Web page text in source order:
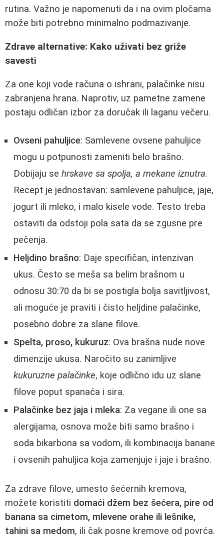
rutina. Važno je napomenuti da i na ovim pločama
može biti potrebno minimalno podmazivanje.
Zdrave alternative: Kako uživati bez griže
savesti
Za one koji vode računa o ishrani, palačinke nisu
zabranjena hrana. Naprotiv, uz pametne zamene
postaju odličan izbor za doručak ili laganu večeru.
Ovseni pahuljice: Samlevene ovsene pahuljice
mogu u potpunosti zameniti belo brašno.
Dobijaju se hrskave sa spolja, a mekane iznutra.
Recept je jednostavan: samlevene pahuljice, jaje,
jogurt ili mleko, i malo kisele vode. Testo treba
ostaviti da odstoji pola sata da se zgusne pre
pečenja.
Heljdino brašno: Daje specifičan, intenzivan
ukus. Često se meša sa belim brašnom u
odnosu 30:70 da bi se postigla bolja savitljivost,
ali moguće je praviti i čisto heljdine palačinke,
posebno dobre za slane filove.
Spelta, proso, kukuruz: Ova brašna nude nove
dimenzije ukusa. Naročito su zanimljive
kukuruzne palačinke, koje odlično idu uz slane
filove poput spanaća i sira.
Palačinke bez jaja i mleka: Za vegane ili one sa
alergijama, osnova može biti samo brašno i
soda bikarbona sa vodom, ili kombinacija banane
i ovsenih pahuljica koja zamenjuje i jaje i brašno.
Za zdrave filove, umesto šećernih kremova,
možete koristiti domaći džem bez šećera, pire od
banana sa cimetom, mlevene orahe ili lešnike,
tahini sa medom, ili čak posne kremove od povrća.